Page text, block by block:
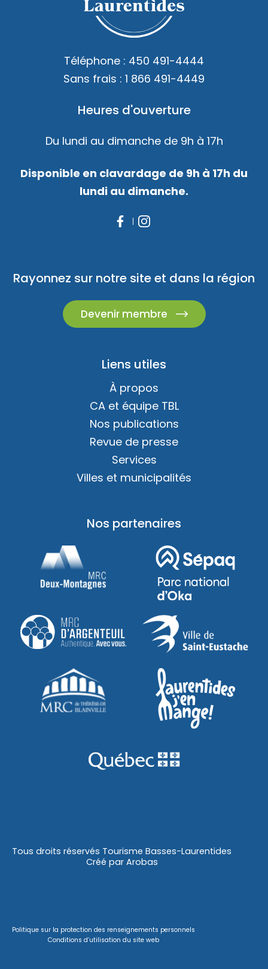
Téléphone : 450 491-4444
Sans frais : 1 866 491-4449
Heures d'ouverture
Du lundi au dimanche de 9h à 17h
Disponible en clavardage de 9h à 17h du
lundi au dimanche.
Rayonnez sur notre site et dans la région
Devenir membre
Liens utiles
À propos
CA et équipe TBL
Nos publications
Revue de presse
Services
Villes et municipalités
Nos partenaires
Tous droits réservés Tourisme Basses-Laurentides
Créé par Arobas
Politique sur la protection des renseignements personnels
Conditions d’utilisation du site web